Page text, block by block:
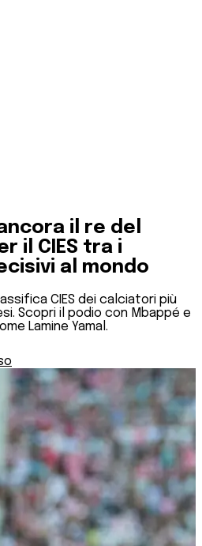
il re del
il CIES tra i
al mondo
CIES dei calciatori più
Scopri il podio con Mbappé e
Lamine Yamal.